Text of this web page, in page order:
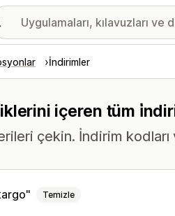
İndirimler
içeren tüm
çekin. İndirim
Temizle